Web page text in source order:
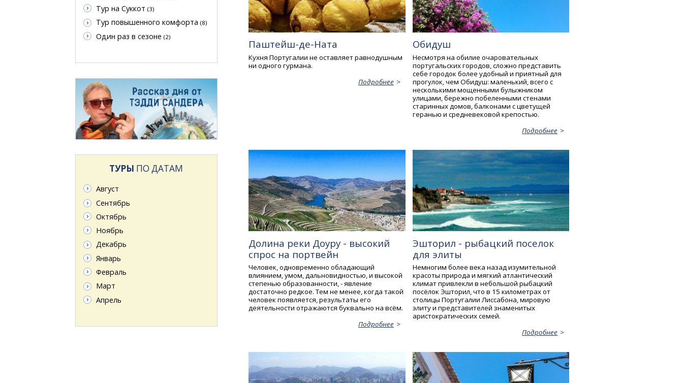
Паштейш-де-Ната
Кухня Португалии не оставляет равнодушным
ни одного гурмана.
Подробнее
Обидуш
Несмотря на обилие очаровательных
португальских городов, сложно представить
себе городок более удобный и приятный для
прогулок, чем Обидуш: маленький, всего с
несколькими мощенными булыжником
улицами, бережно побеленными стенами
старинных домов, балконами с цветущей
геранью и средневековой крепостью.
Подробнее
Долина реки Доуру - высокий
спрос на портвейн
Человек, одновременно обладающий
влиянием, умом, дальновидностью, и высокой
степенью образованности, - явление
достаточно редкое. Тем не менее, когда такой
человек появляется, результаты его
деятельности отражаются буквально на всём.
Подробнее
Эшторил - рыбацкий поселок
для элиты
Немногим более века назад изумительной
красоты природа и мягкий атлантический
климат привлекли в небольшой рыбацкий
посёлок Эшторил, что в 15 километрах от
столицы Португалии Лиссабона, мировую
элиту и представителей знаменитых
аристократических семей.
Подробнее
Тур на Суккот (3)
Тур повышенного комфорта (8)
Один раз в сезоне (2)
ТУРЫ ПО ДАТАМ
Август
Сентябрь
Октябрь
Ноябрь
Декабрь
Январь
Февраль
Март
Апрель